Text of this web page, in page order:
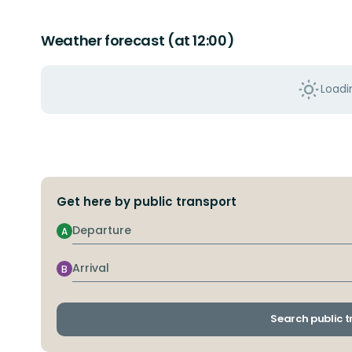
Weather forecast (at 12:00)
Get here by public transport
Departure
A
Arrival
B
Search public